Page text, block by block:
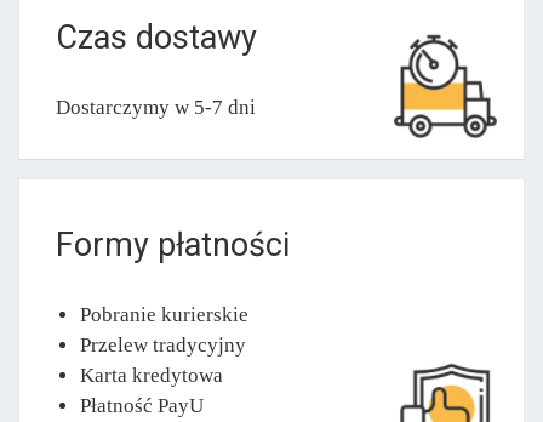
Czas dostawy
Dostarczymy w 5-7 dni
Formy płatności
Pobranie kurierskie
Przelew tradycyjny
Karta kredytowa
Płatność PayU